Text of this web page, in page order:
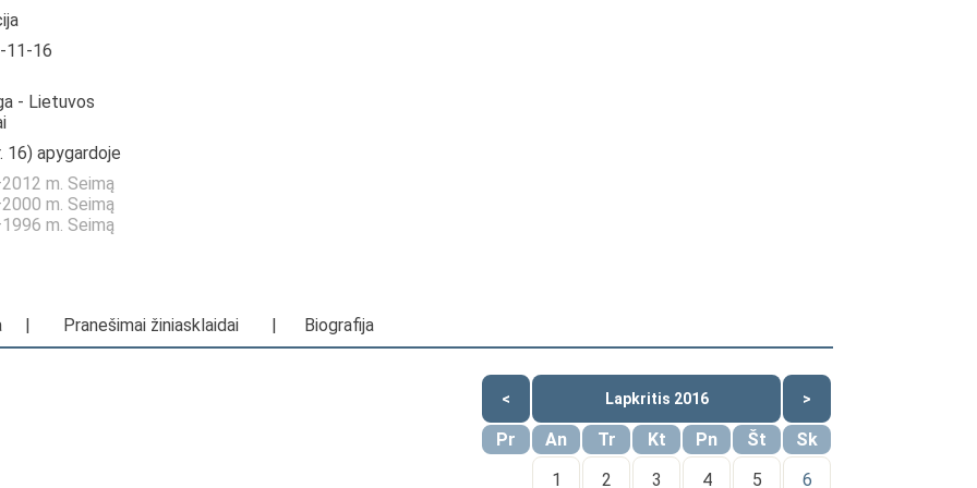
11-16
- Lietuvos
16) apygardoje
m. Seimą
m. Seimą
m. Seimą
Pranešimai žiniasklaidai Biografija
< Lapkritis 2016 >
Pr An Tr Kt Pn Št
Sk
1
2 3 4 5 6